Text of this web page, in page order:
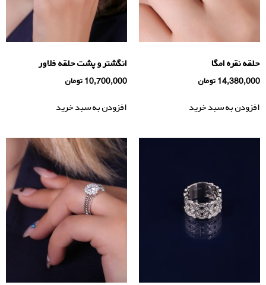
حلقه نقره امگا
14,380,000 تومان
افزودن به سبد خرید
انگشتر و پشت حلقه فلاور
10,700,000 تومان
افزودن به سبد خرید